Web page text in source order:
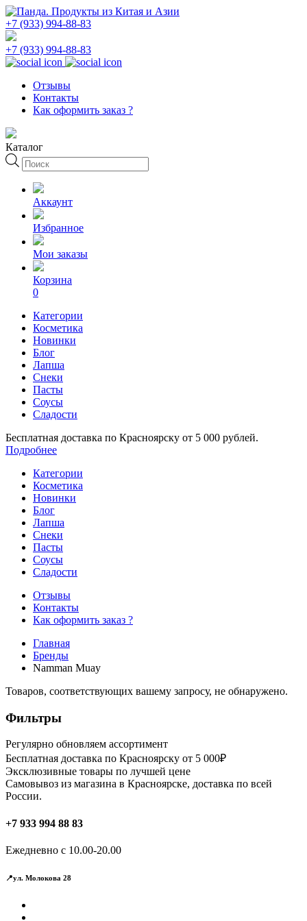
+7 (933) 994-88-83
+7 (933) 994-88-83
Отзывы
Контакты
Как оформить заказ ?
Каталог
Поиск
товаров
Аккаунт
Избранное
Мои заказы
Корзина
0
Категории
Косметика
Новинки
Блог
Лапша
Снеки
Пасты
Соусы
Сладости
Бесплатная доставка по Красноярску от 5 000 рублей.
Подробнее
Категории
Косметика
Новинки
Блог
Лапша
Снеки
Пасты
Соусы
Сладости
Отзывы
Контакты
Как оформить заказ ?
Главная
Бренды
Namman Muay
Товаров, соответствующих вашему запросу, не обнаружено.
Фильтры
Регулярно обновляем ассортимент
Бесплатная доставка по Красноярску от 5 000₽
Эксклюзивные товары по лучшей цене
Самовывоз из магазина в Красноярске, доставка по всей
России.
+7 933 994 88 83
Ежедневно с 10.00-20.00
📍ул. Молокова 28